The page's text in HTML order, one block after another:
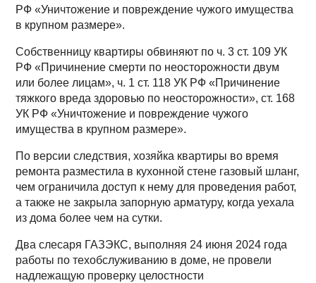
РФ «Уничтожение и повреждение чужого имущества
в крупном размере».
Собственницу квартиры обвиняют по ч. 3 ст. 109 УК
РФ «Причинение смерти по неосторожности двум
или более лицам», ч. 1 ст. 118 УК РФ «Причинение
тяжкого вреда здоровью по неосторожности», ст. 168
УК РФ «Уничтожение и повреждение чужого
имущества в крупном размере».
По версии следствия, хозяйка квартиры во время
ремонта разместила в кухонной стене газовый шланг,
чем ограничила доступ к нему для проведения работ,
а также не закрыла запорную арматуру, когда уехала
из дома более чем на сутки.
Два слесаря ГАЗЭКС, выполняя 24 июня 2024 года
работы по техобслуживанию в доме, не провели
надлежащую проверку целостности